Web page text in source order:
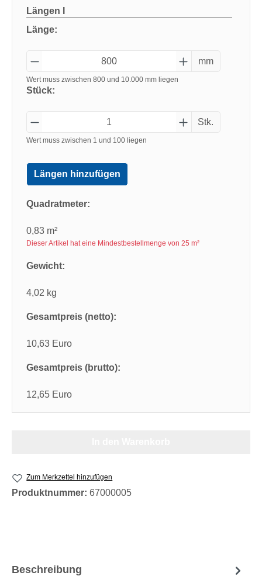
Längen
Länge:
mm
Wert muss zwischen 800 und 10.000 mm liegen
Stück:
Stk.
Wert muss zwischen 1 und 100 liegen
Längen hinzufügen
Quadratmeter:
0,83 m²
Dieser Artikel hat eine Mindestbestellmenge von 25 m²
Gewicht:
4,02 kg
Gesamtpreis (netto):
10,63 Euro
Gesamtpreis (brutto):
12,65 Euro
Zum Merkzettel hinzufügen
Produktnummer: 67000005
Beschreibung